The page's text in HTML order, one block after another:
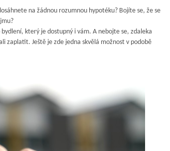
na žádnou rozumnou hypotéku? Bojíte se, že se
který je dostupný i vám. A nebojte se, zdaleka
zaplatit. Ještě je zde jedna skvělá možnost v podobě